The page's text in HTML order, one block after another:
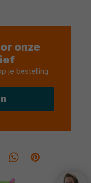
onze
je bestelling.
Twitter Pinterest